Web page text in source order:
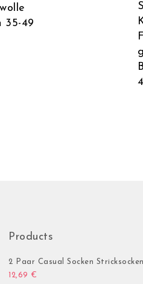
35-49
Products
2 Paar Casual Socken Stricksocken
12,69 €